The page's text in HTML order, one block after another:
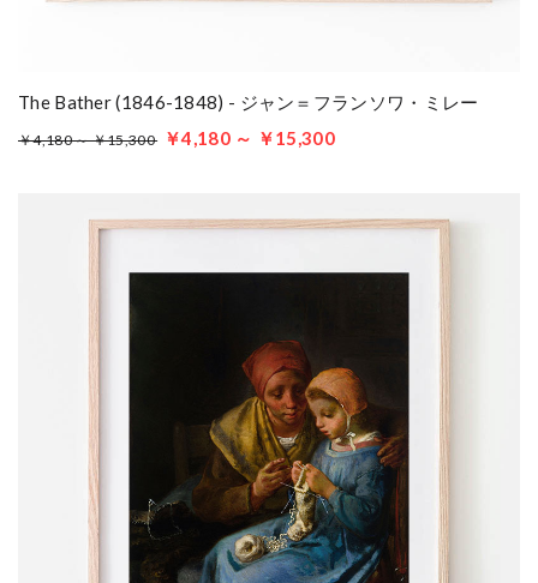
The Bather (1846-1848) - ジャン＝フランソワ・ミレー
￥4,180 ～ ￥15,300 ￥4,180 ～ ￥15,300